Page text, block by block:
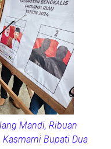
Mandi, Ribuan
Bupati Dua